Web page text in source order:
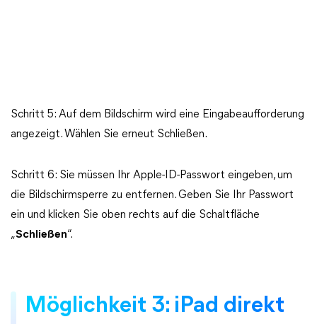
Schritt 5: Auf dem Bildschirm wird eine Eingabeaufforderung
angezeigt. Wählen Sie erneut Schließen.
Schritt 6: Sie müssen Ihr Apple-ID-Passwort eingeben, um
die Bildschirmsperre zu entfernen. Geben Sie Ihr Passwort
ein und klicken Sie oben rechts auf die Schaltfläche
„Schließen“.
Möglichkeit 3: iPad direkt